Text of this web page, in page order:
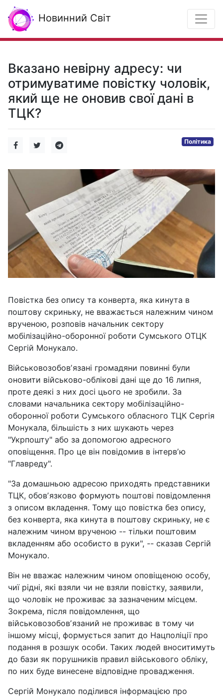
Новинний Світ
Вказано невірну адресу: чи
отримуватиме повістку чоловік,
який ще не оновив свої дані в
ТЦК?
Політика
Повістка без опису та конверта, яка кинута в
поштову скриньку, не вважається належним чином
врученою, розповів начальник сектору
мобілізаційно-оборонної роботи Сумського ОТЦК
Сергій Монукало.
Військовозобовʼязані громадяни повинні були
оновити військово-облікові дані ще до 16 липня,
проте деякі з них досі цього не зробили. За
словами начальника сектору мобілізаційно-
оборонної роботи Сумського обласного ТЦК Сергія
Монукала, більшість з них шукають через
"Укрпошту" або за допомогою адресного
оповіщення. Про це він повідомив в інтервʼю
"Главреду".
"За домашньою адресою приходять представники
ТЦК, обовʼязково формують поштові повідомлення
з описом вкладення. Тому що повістка без опису,
без конверта, яка кинута в поштову скриньку, не є
належним чином врученою -- тільки поштовим
вкладенням або особисто в руки", -- сказав Сергій
Монукало.
Він не вважає належним чином оповіщеною особу,
чиї рідні, які взяли чи не взяли повістку, заявили,
що чоловік не проживає за зазначеним місцем.
Зокрема, після повідомлення, що
військовозобовʼязаний не проживає в тому чи
іншому місці, формується запит до Нацполіції про
подання в розшук особи. Таких людей вноситимуть
до бази як порушників правил військового обліку,
по них буде винесене відповідне провадження.
Сергій Монукало поділився інформацією про